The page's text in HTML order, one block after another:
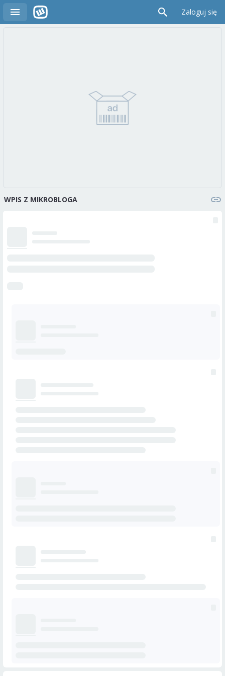
Zaloguj się
WPIS Z MIKROBLOGA